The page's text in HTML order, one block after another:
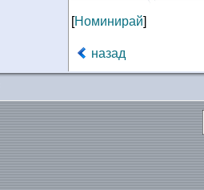
[Номинирай]
назад